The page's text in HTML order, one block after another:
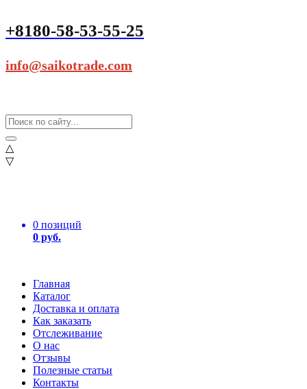
+8180-58-53-55-25
info@saikotrade.com
△
▽
0 позиций
0 руб.
Главная
Каталог
Доставка и оплата
Как заказать
Отслеживание
О нас
Отзывы
Полезные статьи
Контакты